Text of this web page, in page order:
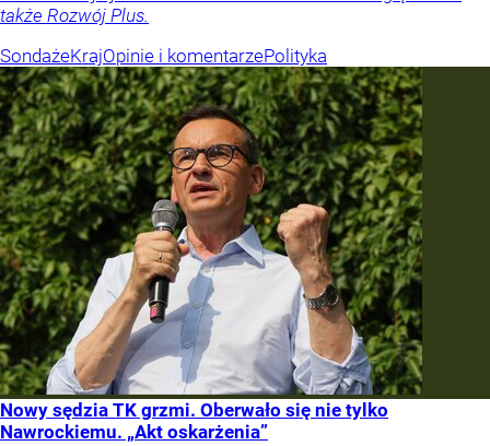
także Rozwój Plus.
SondażeKrajOpinie i komentarzePolityka
Nowy sędzia TK grzmi. Oberwało się nie tylko
Nawrockiemu. „Akt oskarżenia”